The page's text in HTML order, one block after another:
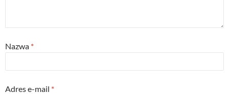
Nazwa *
Adres e-mail *